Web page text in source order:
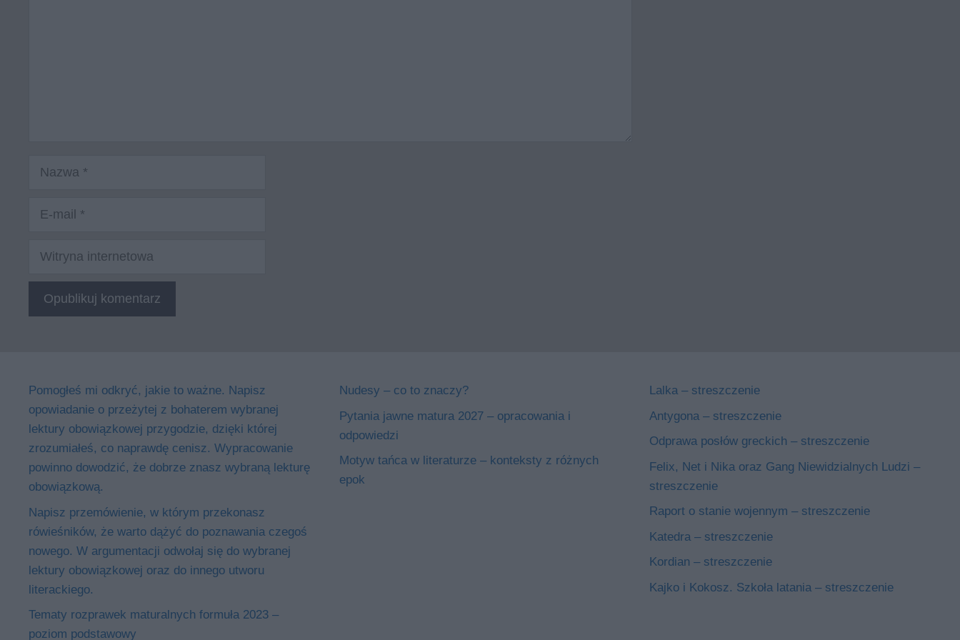
Nazwa
Witryna
Pomogłeś mi odkryć, jakie to ważne. Napisz
opowiadanie o przeżytej z bohaterem wybranej
lektury obowiązkowej przygodzie, dzięki której
zrozumiałeś, co naprawdę cenisz. Wypracowanie
powinno dowodzić, że dobrze znasz wybraną lekturę
obowiązkową.
Napisz przemówienie, w którym przekonasz
rówieśników, że warto dążyć do poznawania czegoś
nowego. W argumentacji odwołaj się do wybranej
lektury obowiązkowej oraz do innego utworu
literackiego.
Tematy rozprawek maturalnych formuła 2023 –
poziom podstawowy
Nudesy – co to znaczy?
Pytania jawne matura 2027 – opracowania i
odpowiedzi
Motyw tańca w literaturze – konteksty z różnych
epok
Lalka – streszczenie
Antygona – streszczenie
Odprawa posłów greckich – streszczenie
Felix, Net i Nika oraz Gang Niewidzialnych Ludzi –
streszczenie
Raport o stanie wojennym – streszczenie
Katedra – streszczenie
Kordian – streszczenie
Kajko i Kokosz. Szkoła latania – streszczenie